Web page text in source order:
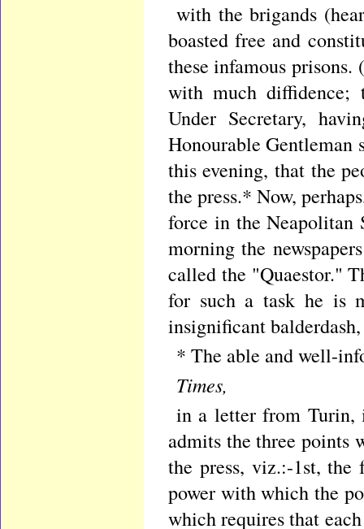
with the brigands
boasted free and
these infamous
with much diffidence;
Under Secretary,
Honourable Gentleman
this evening, that the
the press.* Now,
force in the Neapolitan
morning the
called the "Quaestor."
for such a task he is
insignificant balderdash,
* The able and well-
Times,
in a letter from Turin,
admits the three points
the press, viz.:-1st,
power with which the
which requires that